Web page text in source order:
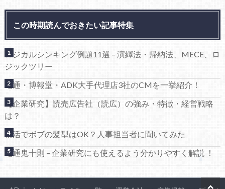
この時期読んでおきたい記事特集
ロジカルシンキング例題11選 – 演繹法・帰納法、MECE、ロ
ジックツリー
電通・博報堂・ADK大手代理店3社のCMを一挙紹介！
【企業研究】読売広告社（読広）の強み・特徴・経営戦略
は？
就活でボブの髪型はOK？人事担当者に聞いてみた
電通鬼十則 – 企業研究にも使えるよう分かりやすく解説 ！